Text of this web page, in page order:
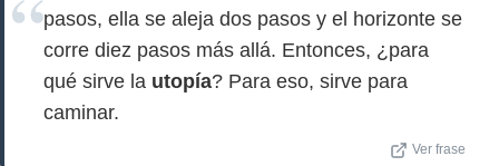
pasos, ella se aleja dos pasos y el horizonte se
corre diez pasos más allá. Entonces, ¿para
qué sirve la utopía? Para eso, sirve para
caminar.
Ver frase